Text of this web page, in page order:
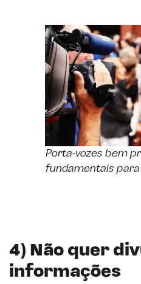
Porta-vozes bem
fundamentais
4) Não quer
informações